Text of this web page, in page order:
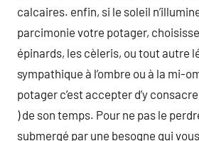
calcaires. enfin, si le soleil
parcimonie votre potager,
épinards, les cèleris, ou tout autre
sympathique à l’ombre ou à la mi-
potager c’est accepter d’y
) de son temps. Pour ne pas le
submergé par une besogne qui